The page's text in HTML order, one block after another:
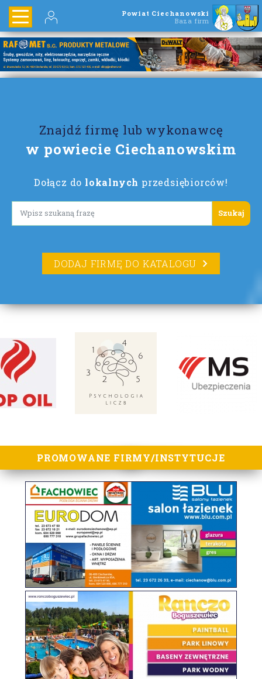
Powiat Ciechanowski
Baza firm
Znajdź firmę lub wykonawcę
w powiecie Ciechanowskim
Dołącz do lokalnych przedsiębiorców!
Lorem ipsum
DODAJ FIRMĘ DO KATALOGU
lorem ipsum
PROMOWANE FIRMY/INSTYTUCJE